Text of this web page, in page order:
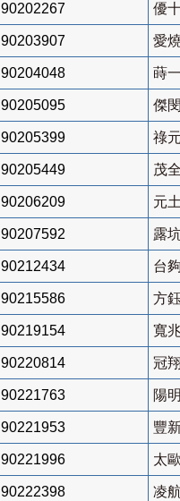
90202267 優
90203907 愛
90204048 蒔
90205095 傑
90205399 祿
90205449 茂
90206209 元
90207592 露
90212434 台
90215586 方
90219154 寬
90220814 冠
90221763 陽
90221953 豐
90221996 太
90222398 凌